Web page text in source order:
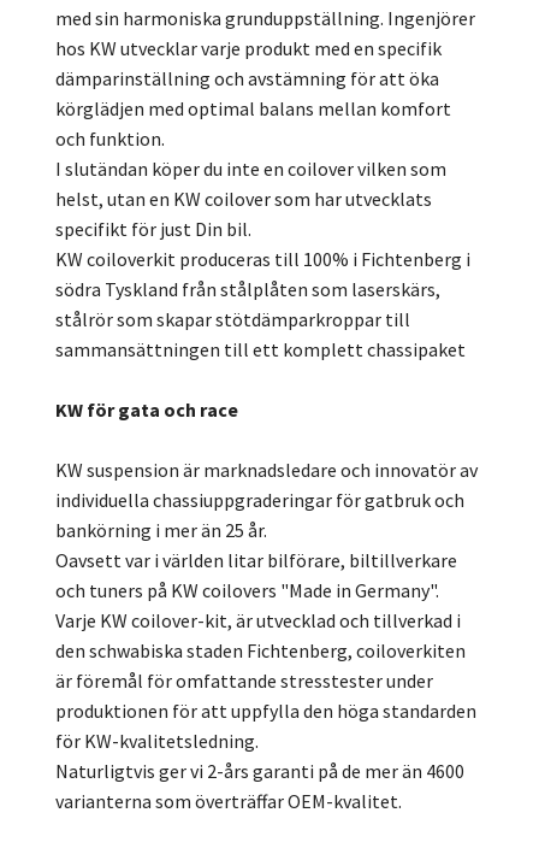
med sin harmoniska grunduppställning. Ingenjörer
hos KW utvecklar varje produkt med en specifik
dämparinställning och avstämning för att öka
körglädjen med optimal balans mellan komfort
och funktion.
I slutändan köper du inte en coilover vilken som
helst, utan en KW coilover som har utvecklats
specifikt för just Din bil.
KW coiloverkit produceras till 100% i Fichtenberg i
södra Tyskland från stålplåten som laserskärs,
stålrör som skapar stötdämparkroppar till
sammansättningen till ett komplett chassipaket
KW för gata och race
KW suspension är marknadsledare och innovatör av
individuella chassiuppgraderingar för gatbruk och
bankörning i mer än 25 år.
Oavsett var i världen litar bilförare, biltillverkare
och tuners på KW coilovers "Made in Germany".
Varje KW coilover-kit, är utvecklad och tillverkad i
den schwabiska staden Fichtenberg, coiloverkiten
är föremål för omfattande stresstester under
produktionen för att uppfylla den höga standarden
för KW-kvalitetsledning.
Naturligtvis ger vi 2-års garanti på de mer än 4600
varianterna som överträffar OEM-kvalitet.